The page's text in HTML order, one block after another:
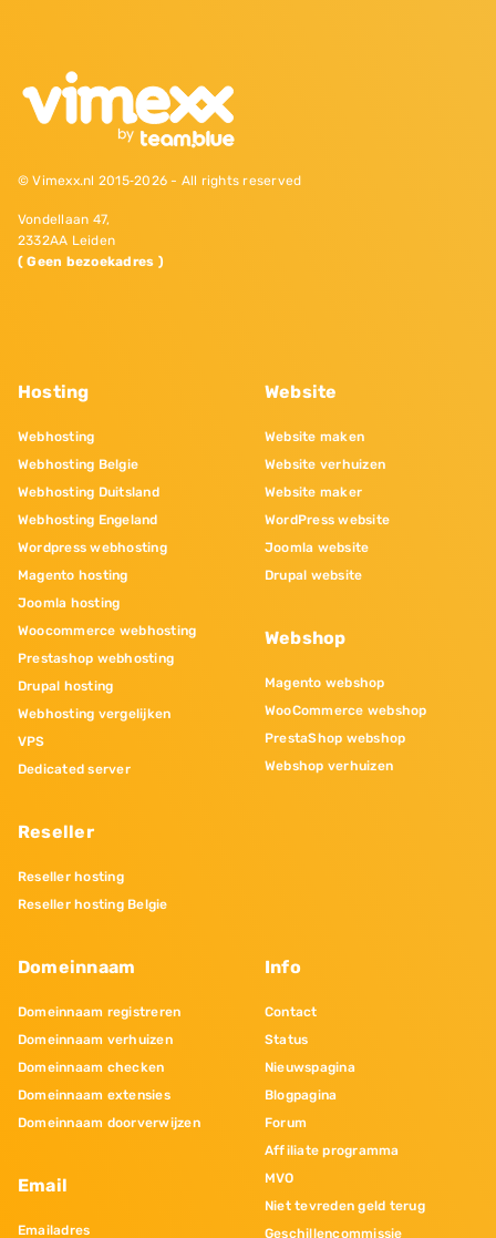
© Vimexx.nl 2015‐2026 - All rights reserved
Vondellaan 47,
2332AA Leiden
( Geen bezoekadres )
Hosting
Webhosting
Webhosting Belgie
Webhosting Duitsland
Webhosting Engeland
Wordpress webhosting
Magento hosting
Joomla hosting
Woocommerce webhosting
Prestashop webhosting
Drupal hosting
Webhosting vergelijken
VPS
Dedicated server
Reseller
Reseller hosting
Reseller hosting Belgie
Website
Website maken
Website verhuizen
Website maker
WordPress website
Joomla website
Drupal website
Webshop
Magento webshop
WooCommerce webshop
PrestaShop webshop
Webshop verhuizen
Domeinnaam
Domeinnaam registreren
Domeinnaam verhuizen
Domeinnaam checken
Domeinnaam extensies
Domeinnaam doorverwijzen
Email
Emailadres
Info
Contact
Status
Nieuwspagina
Blogpagina
Forum
Affiliate programma
MVO
Niet tevreden geld terug
Geschillencommissie